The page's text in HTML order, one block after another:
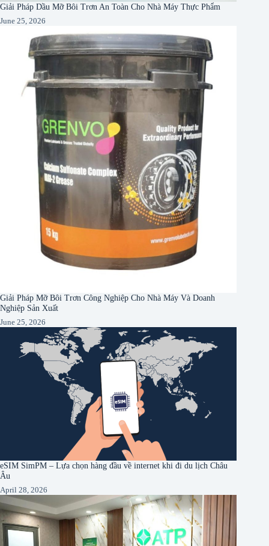
Giải Pháp Dầu Mỡ Bôi Trơn An Toàn Cho Nhà Máy Thực Phẩm
June 25, 2026
Giải Pháp Mỡ Bôi Trơn Công Nghiệp Cho Nhà Máy Và Doanh
Nghiệp Sản Xuất
June 25, 2026
eSIM SimPM – Lựa chọn hàng đầu về internet khi đi du lịch Châu
Âu
April 28, 2026